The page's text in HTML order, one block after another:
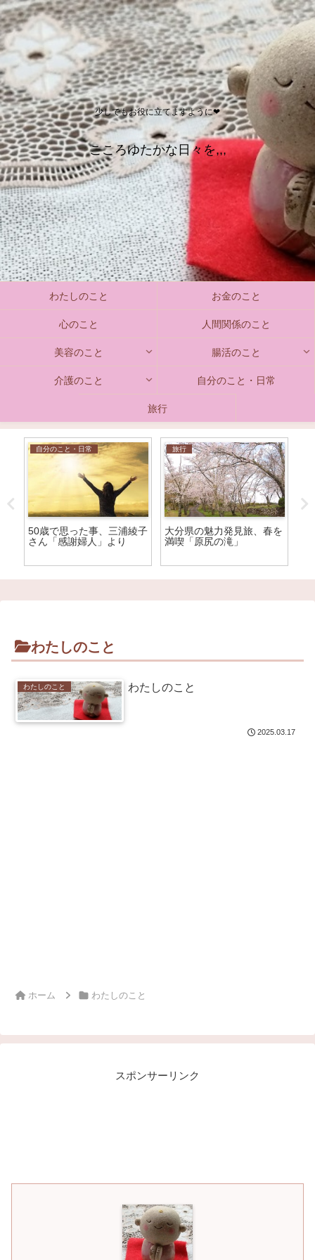
少しでもお役に立てますように❤
こころゆたかな日々を,,,
わたしのこと お金のこと
心のこと 人間関係のこと
美容のこと 腸活のこと
介護のこと 自分のこと・日常
旅行
自分のこと・日常
50歳で思った事、三浦綾子
さん「感謝婦人」より
旅行
大分県の魅力発見旅、春を
満喫「原尻の滝」
わたしのこと
わたしのこと わたしのこと
2025.03.17
ホーム わたしのこと
スポンサーリンク